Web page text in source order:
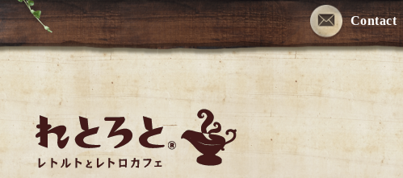
Contact